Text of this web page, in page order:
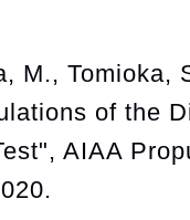
M., Tomioka,
of the
AIAA